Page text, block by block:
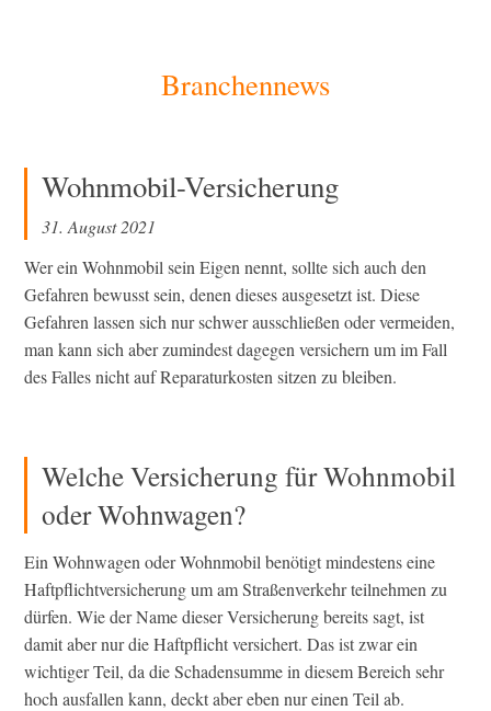
Branchennews
Wohnmobil-Versicherung
31. August 2021
Wer ein Wohnmobil sein Eigen nennt, sollte sich auch den
Gefahren bewusst sein, denen dieses ausgesetzt ist. Diese
Gefahren lassen sich nur schwer ausschließen oder vermeiden,
man kann sich aber zumindest dagegen versichern um im Fall
des Falles nicht auf Reparaturkosten sitzen zu bleiben.
Welche Versicherung für Wohnmobil
oder Wohnwagen?
Ein Wohnwagen oder Wohnmobil benötigt mindestens eine
Haftpflichtversicherung um am Straßenverkehr teilnehmen zu
dürfen. Wie der Name dieser Versicherung bereits sagt, ist
damit aber nur die Haftpflicht versichert. Das ist zwar ein
wichtiger Teil, da die Schadensumme in diesem Bereich sehr
hoch ausfallen kann, deckt aber eben nur einen Teil ab.